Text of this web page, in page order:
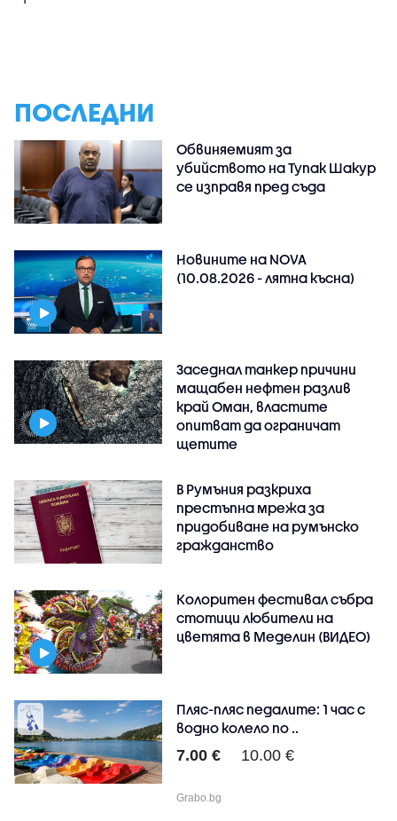
ПОСЛЕДНИ
Обвиняемият за
убийството на Тупак Шакур
се изправя пред съда
Новините на NOVA
(10.08.2026 - лятна късна)
Заседнал танкер причини
мащабен нефтен разлив
край Оман, властите
опитват да ограничат
щетите
В Румъния разкриха
престъпна мрежа за
придобиване на румънско
гражданство
Колоритен фестивал събра
стотици любители на
цветята в Меделин (ВИДЕО)
Пляс-пляс педалите: 1 час с
водно колело по ..
7.00 € 10.00 €
Grabo.bg